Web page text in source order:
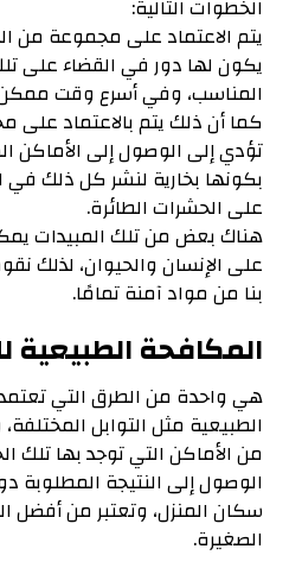
الخطوات التالية:
يتم الاعتماد على مجموعة من
يكون لها دور في القضاء على
المناسب، وفي أسرع وقت
كما أن ذلك يتم بالاعتماد على
تؤدي إلى الوصول إلى الأماكن
بكونها بخارية لنشر كل ذلك في
على الحشرات الطائرة.
هناك بعض من تلك المبيدات
على الإنسان والحيوان، لذلك
بنا من مواد آمنة تمامًا.
المكافحة الطبيعية
هي واحدة من الطرق التي
الطبيعية مثل التوابل
من الأماكن التي توجد بها تلك
الوصول إلى النتيجة
سكان المنزل، وتعتبر من أفضل
الصغيرة.